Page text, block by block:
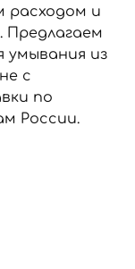
расходом и
Предлагаем
умывания из
с
по
России.